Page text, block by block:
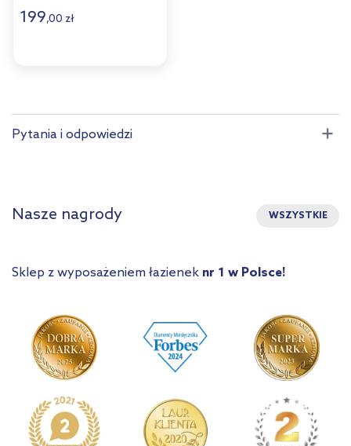
199,00 zł
Pytania i odpowiedzi
Nasze nagrody WSZYSTKIE
Sklep z wyposażeniem łazienek nr 1 w Polsce!